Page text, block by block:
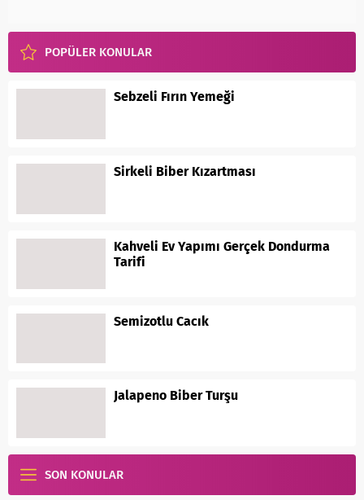
POPÜLER KONULAR
Sebzeli Fırın Yemeği
Sirkeli Biber Kızartması
Kahveli Ev Yapımı Gerçek Dondurma
Tarifi
Semizotlu Cacık
Jalapeno Biber Turşu
SON KONULAR